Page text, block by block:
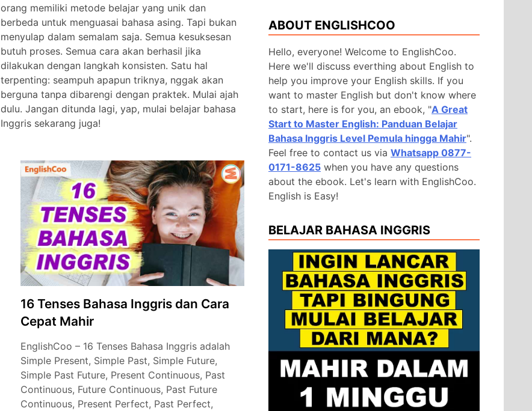
orang memiliki metode belajar yang unik dan
berbeda untuk menguasai bahasa asing. Tapi bukan
menyulap dalam semalam saja. Semua kesuksesan
butuh proses. Semua cara akan berhasil jika
dilakukan dengan langkah konsisten. Satu hal
terpenting: seampuh apapun triknya, nggak akan
berguna tanpa dibarengi dengan praktek. Mulai ajah
dulu. Jangan ditunda lagi, yap, mulai belajar bahasa
Inggris sekarang juga!
16 Tenses Bahasa Inggris dan Cara
Cepat Mahir
EnglishCoo – 16 Tenses Bahasa Inggris adalah
Simple Present, Simple Past, Simple Future,
Simple Past Future, Present Continuous, Past
Continuous, Future Continuous, Past Future
Continuous, Present Perfect, Past Perfect,
ABOUT ENGLISHCOO
Hello, everyone! Welcome to EnglishCoo.
Here we'll discuss everthing about English to
help you improve your English skills. If you
want to master English but don't know where
to start, here is for you, an ebook, "A Great
Start to Master English: Panduan Belajar
Bahasa Inggris Level Pemula hingga Mahir".
Feel free to contact us via Whatsapp 0877-
0171-8625 when you have any questions
about the ebook. Let's learn with EnglishCoo.
English is Easy!
BELAJAR BAHASA INGGRIS